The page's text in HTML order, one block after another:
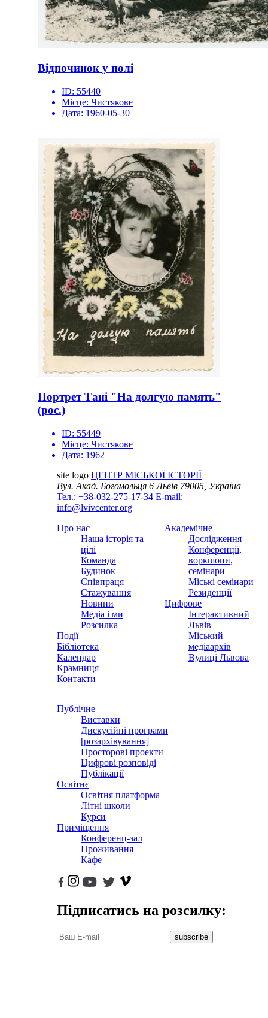
Відпочинок у полі
ID: 55440
Місце: Чистякове
Дата: 1960-05-30
Портрет Тані "На долгую память"
(рос.)
ID: 55449
Місце: Чистякове
Дата: 1962
site logo ЦЕНТР МІСЬКОЇ ІСТОРІЇ
Вул. Акад. Богомольця 6Львів 79005, Україна
Тел.: +38-032-275-17-34 E-mail:
info@lvivcenter.org
Про нас
Наша історія та
цілі
Команда
Будинок
Співпраця
Стажування
Новини
Медіа і ми
Розсилка
Події
Бібліотека
Календар
Крамниця
Контакти
Академічне
Дослідження
Конференції,
воркшопи,
семінари
Міські семінари
Резиденції
Цифрове
Інтерактивний
Львів
Міський
медіаархів
Вулиці Львова
Публічне
Виставки
Дискусійні програми
[розархівування]
Просторові проекти
Цифрові розповіді
Публікації
Освітнє
Освітня платформа
Літні школи
Курси
Приміщення
Конференц-зал
Проживання
Кафе
Підписатись на розсилку:
subscribe